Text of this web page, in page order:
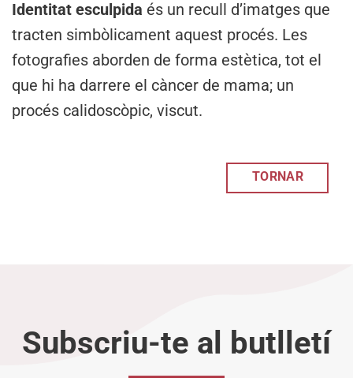
Identitat esculpida és un recull d’imatges que
tracten simbòlicament aquest procés. Les
fotografies aborden de forma estètica, tot el
que hi ha darrere el càncer de mama; un
procés calidoscòpic, viscut.
TORNAR
Subscriu-te al butlletí